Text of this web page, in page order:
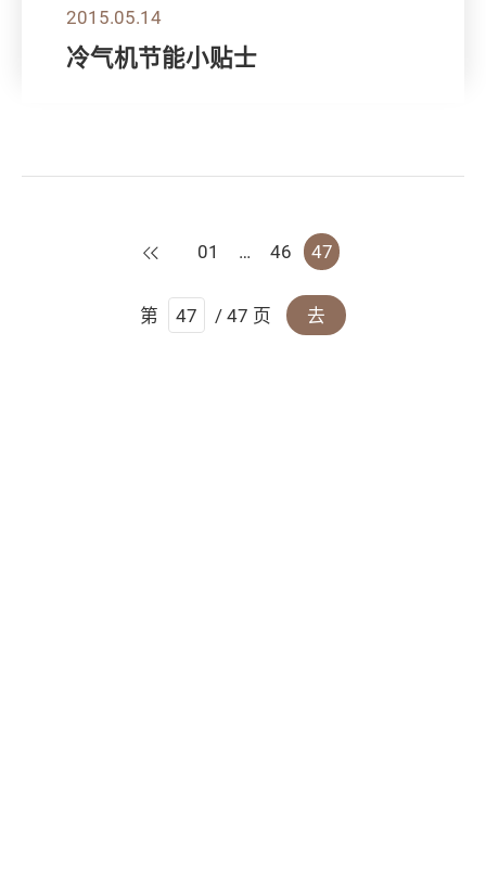
2015.05.14
冷气机节能小贴士
上一页
01 … 46 47
第 / 47 页 去